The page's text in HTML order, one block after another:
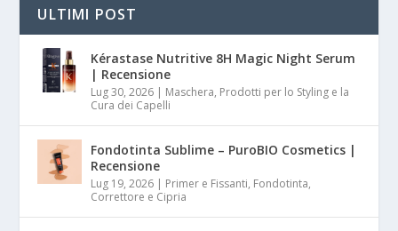
ULTIMI POST
Kérastase Nutritive 8H Magic Night Serum
| Recensione
Lug 30, 2026 | Maschera, Prodotti per lo Styling e la
Cura dei Capelli
Fondotinta Sublime – PuroBIO Cosmetics |
Recensione
Lug 19, 2026 | Primer e Fissanti, Fondotinta,
Correttore e Cipria